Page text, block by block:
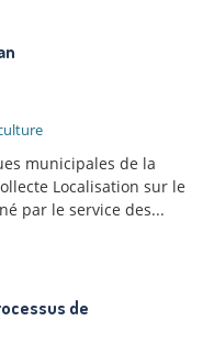
municipales de la
Localisation sur le
par le service des...
de